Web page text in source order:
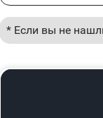
* Если вы не